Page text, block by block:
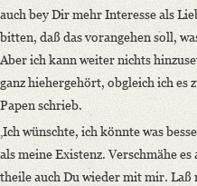
auch bey Dir mehr Interesse als
bitten, daß das vorangehen soll,
Aber ich kann weiter nichts
ganz hiehergehört, obgleich ich es
Papen schrieb.
‚Ich wünschte, ich könnte was
als meine Existenz. Verschmähe
theile auch Du wieder mit mir. Laß